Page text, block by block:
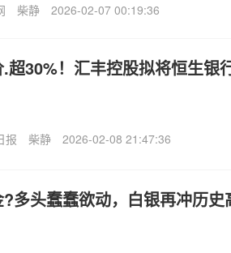
柴静 2026-02-07 00:19:36
超30%！汇丰控股拟将恒生银
报 柴静 2026-02-08 21:47:36
?多头蠢蠢欲动，白银再冲历史